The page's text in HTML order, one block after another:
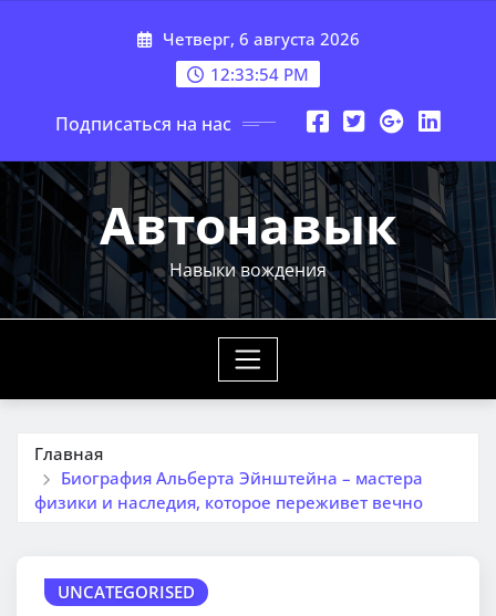
Четверг, 6 августа 2026
12:33:55 PM
Подписаться на нас
Автонавык
Навыки вождения
Главная
Биография Альберта Эйнштейна – мастера
физики и наследия, которое переживет вечно
UNCATEGORISED